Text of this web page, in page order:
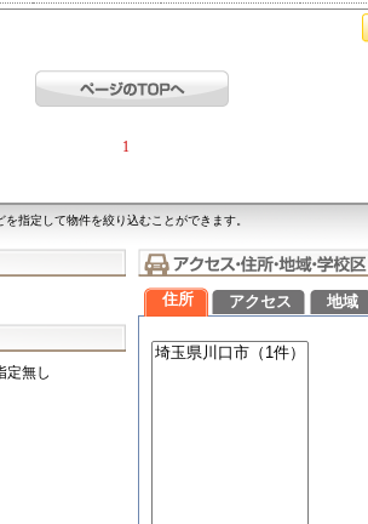
1
指定して物件を絞り込むことができます。
定無し
住所 アクセス 地域